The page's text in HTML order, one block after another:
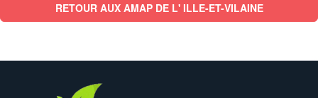
RETOUR AUX AMAP DE L' ILLE-ET-VILAINE